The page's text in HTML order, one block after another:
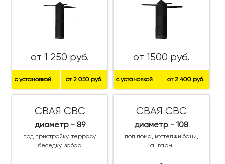
от 1 250 руб.
с установкой от 2 050 руб.
от 1500 руб.
с установкой от 2 400 руб.
СВАЯ СВС
диаметр - 89
под пристройку, террасу,
беседку, забор
СВАЯ СВС
диаметр - 108
под дома, коттеджи бани,
ангары